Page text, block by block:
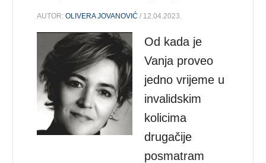
AUTOR:OLIVERA JOVANOVIĆ / 12.04.2023.
Od kada je
Vanja proveo
jedno vrijeme u
invalidskim
kolicima
drugačije
posmatram